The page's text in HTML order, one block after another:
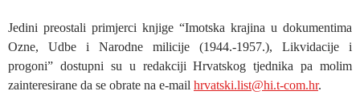
Jedini preostali primjerci knjige “Imotska krajina u dokumentima
Ozne, Udbe i Narodne milicije (1944.-1957.), Likvidacije i
progoni” dostupni su u redakciji Hrvatskog tjednika pa molim
zainteresirane da se obrate na e-mail hrvatski.list@hi.t-com.hr.